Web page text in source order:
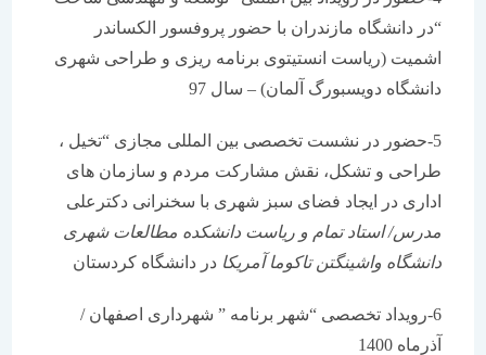
“در دانشگاه مازندران با حضور پروفسور الکساندر
اشمیت (ریاست انستیتوی برنامه ریزی و طراحی شهری
دانشگاه دویسبورگ آلمان) – سال 97
5-حضور در نشست تخصصی بین المللی مجازی “تخیل ،
طراحی و تشکل، نقش مشارکت مردم و سازمان های
اداری در ایجاد فضای سبز شهری با سخنرانی دکترعلی
مدرس/ استاد تمام و ریاست دانشکده مطالعات شهری
دانشگاه واشینگتن تاکوما آمریکادر دانشگاه کردستان
6-رویداد تخصصی “شهر برنامه ” شهرداری اصفهان /
آذرماه 1400